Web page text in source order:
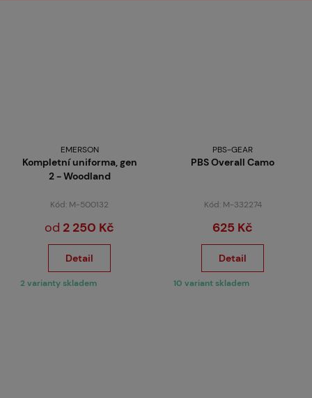
EMERSON
Kompletní uniforma, gen
2 - Woodland
Kód: M-500132
od 2 250 Kč
Detail
2 varianty skladem
PBS-GEAR
PBS Overall Camo
Kód: M-332274
625 Kč
Detail
10 variant skladem